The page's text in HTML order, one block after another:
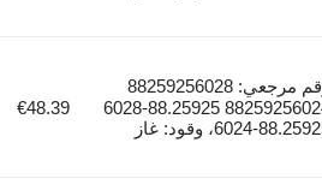
رقم مرجعي: 88259256028
88259256024 88.25925-6028
€48.39